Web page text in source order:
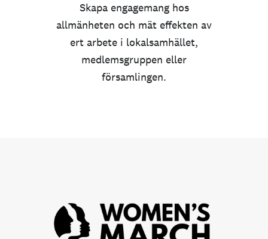
Skapa engagemang hos
allmänheten och mät effekten av
ert arbete i lokalsamhället,
medlemsgruppen eller
församlingen.